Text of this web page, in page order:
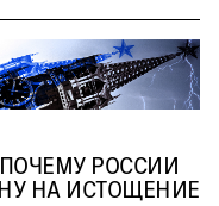
РОССИИ
НА ИСТОЩЕНИЕ